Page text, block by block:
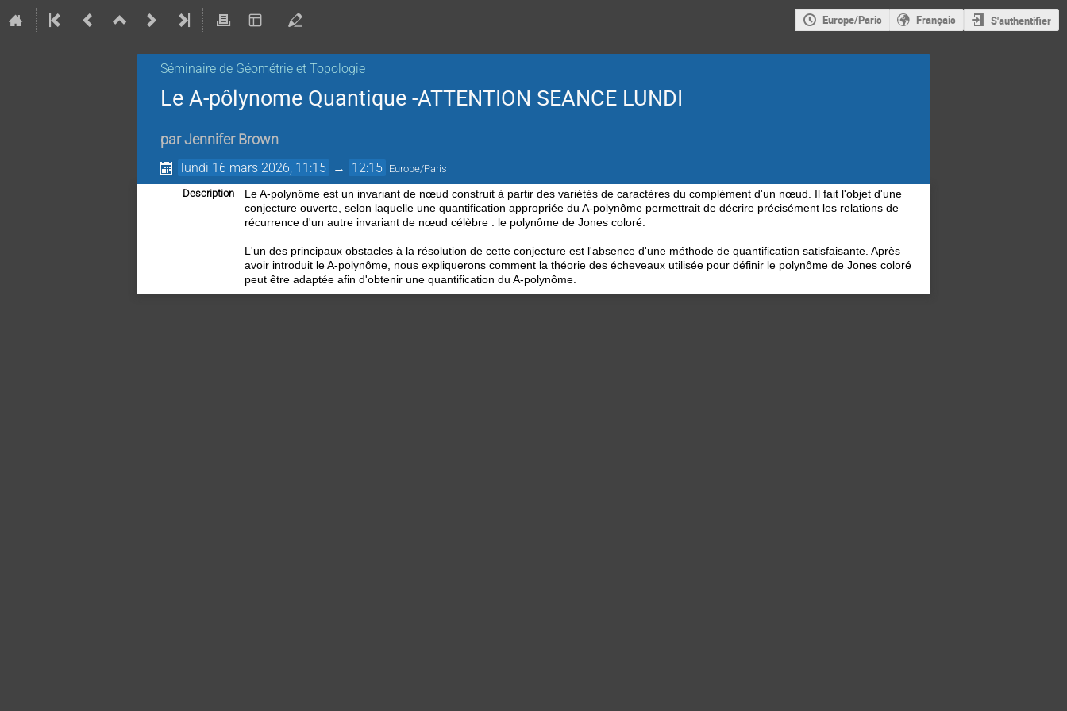
Europe/Paris Français S'authentifier
Séminaire de Géométrie et Topologie
Le A-pôlynome Quantique -ATTENTION SEANCE LUNDI
parJennifer Brown
lundi 16 mars 2026, 11:15 → 12:15 Europe/Paris
Description
Le A-polynôme est un invariant de nœud construit à partir des variétés de caractères du complément d'un nœud. Il fait l'objet d'une
conjecture ouverte, selon laquelle une quantification appropriée du A-polynôme permettrait de décrire précisément les relations de
récurrence d'un autre invariant de nœud célèbre : le polynôme de Jones coloré.
L'un des principaux obstacles à la résolution de cette conjecture est l'absence d'une méthode de quantification satisfaisante. Après
avoir introduit le A-polynôme, nous expliquerons comment la théorie des écheveaux utilisée pour définir le polynôme de Jones coloré
peut être adaptée afin d'obtenir une quantification du A-polynôme.